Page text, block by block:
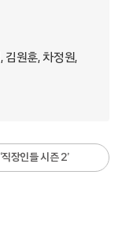
김원훈, 차정원,
‘직장인들 시즌 2’